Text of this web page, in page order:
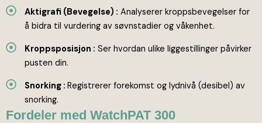
Aktigrafi (Bevegelse) : Analyserer kroppsbevegelser for
å bidra til vurdering av søvnstadier og våkenhet.
Kroppsposisjon : Ser hvordan ulike liggestillinger påvirker
pusten din.
Snorking : Registrerer forekomst og lydnivå (desibel) av
snorking.
Fordeler med WatchPAT 300